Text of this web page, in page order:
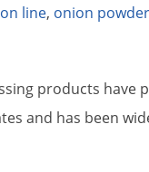
line, onion
products have
and has been